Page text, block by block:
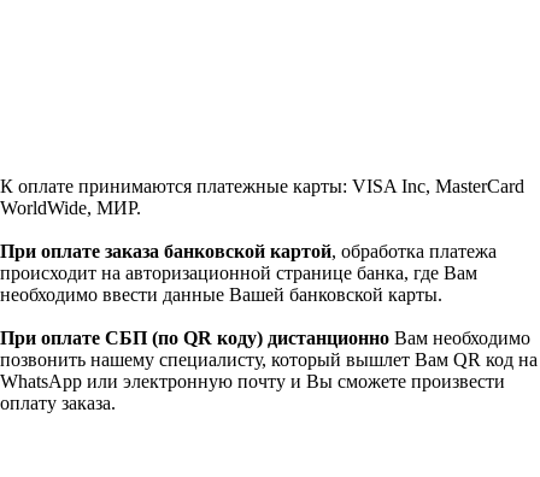
К оплате принимаются платежные карты: VISA Inc, MasterCard
WorldWide, МИР.
При оплате заказа банковской картой, обработка платежа
происходит на авторизационной странице банка, где Вам
необходимо ввести данные Вашей банковской карты.
При оплате СБП (по QR коду) дистанционно Вам необходимо
позвонить нашему специалисту, который вышлет Вам QR код на
WhatsApp или электронную почту и Вы сможете произвести
оплату заказа.